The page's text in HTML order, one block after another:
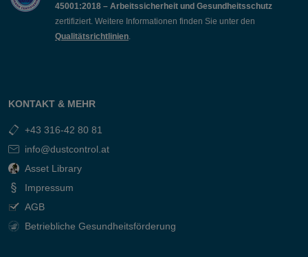
45001:2018 – Arbeitssicherheit und Gesundheitsschutz
zertifiziert. Weitere Informationen finden Sie unter den
Qualitätsrichtlinien
KONTAKT & MEHR
+43 316-42 80 81
info@dustcontrol.at
Asset Library
Impressum
AGB
Betriebliche Gesundheitsförderung